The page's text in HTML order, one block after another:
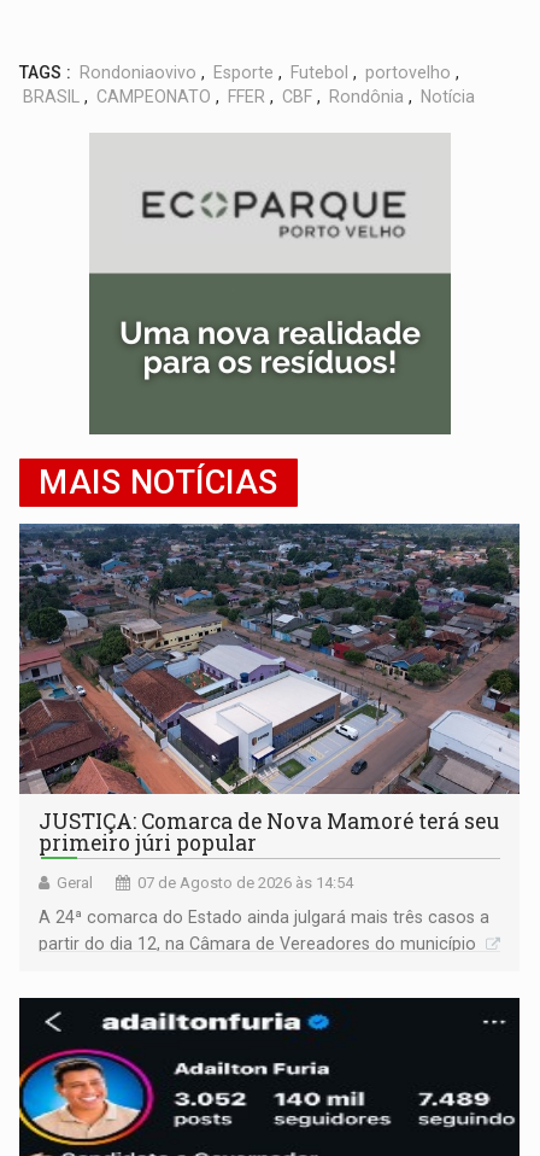
TAGS : Rondoniaovivo , Esporte , Futebol , portovelho ,
BRASIL , CAMPEONATO , FFER , CBF , Rondônia , Notícia
MAIS NOTÍCIAS
JUSTIÇA: Comarca de Nova Mamoré terá seu
primeiro júri popular
Geral 07 de Agosto de 2026 às 14:54
A 24ª comarca do Estado ainda julgará mais três casos a
partir do dia 12, na Câmara de Vereadores do município